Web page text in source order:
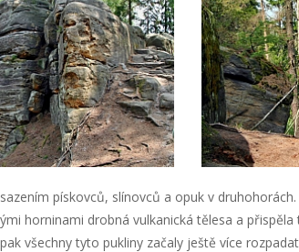
pískovců, slínovců a opuk v
horninami drobná vulkanická tělesa a
všechny tyto pukliny začaly ještě více